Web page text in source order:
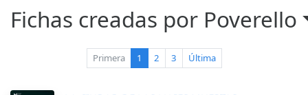
Fichas creadas por Poverello
Primera 1 (current)
2 3 Última